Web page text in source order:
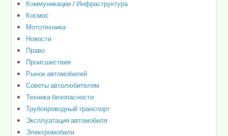
Коммуникации / Инфраструктура
Космос
Мототехника
Новости
Право
Происшествия
Рынок автомобилей
Советы автолюбителям
Техника безопасности
Трубопроводный транспорт
Эксплуатация автомобиля
Электромобили